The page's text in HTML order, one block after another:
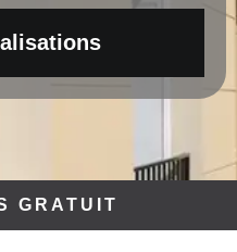
GRATUIT